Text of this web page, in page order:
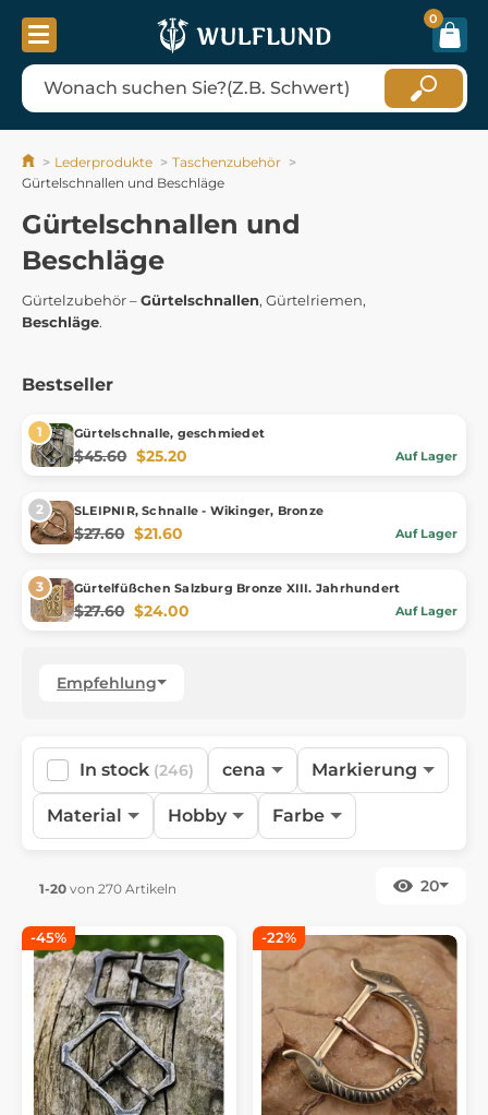
0
Lederprodukte
Taschenzubehör
Gürtelschnallen und Beschläge
Gürtelschnallen und
Beschläge
Gürtelzubehör –Gürtelschnallen, Gürtelriemen,
Beschläge.
Bestseller
Gürtelschnalle, geschmiedet
$45.60 $25.20 Auf Lager
SLEIPNIR, Schnalle - Wikinger, Bronze
$27.60 $21.60 Auf Lager
Gürtelfüßchen Salzburg Bronze XIII. Jahrhundert
$27.60 $24.00 Auf Lager
Empfehlung
In stock (246) cena Markierung
Material Hobby Farbe
1-20 von 270 Artikeln 20
-45% -22%